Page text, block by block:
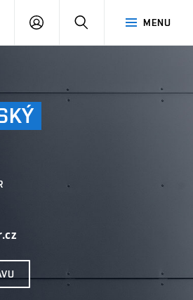
MENU
PŘIHLÁSIT